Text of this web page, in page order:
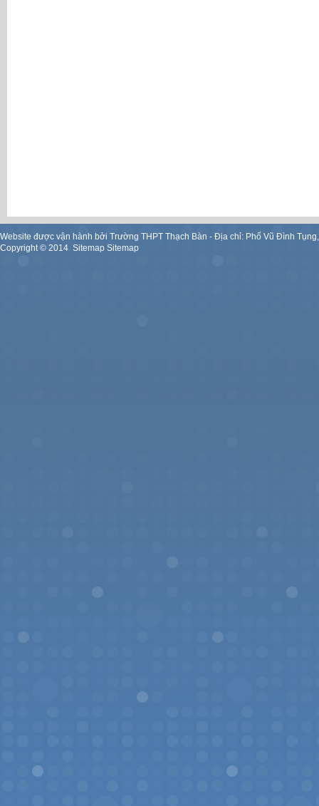
Website được vận hành bởi Trường THPT Thạch Bàn - Địa chỉ: Phố Vũ Đình
Copyright © 2014. Sitemap Sitemap